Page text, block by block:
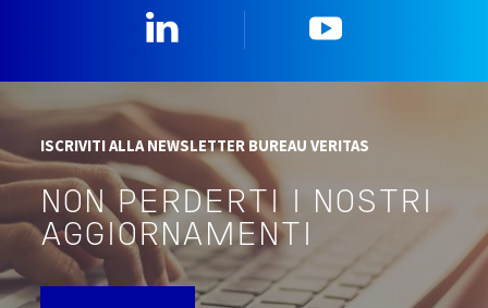
ISCRIVITI ALLA NEWSLETTER BUREAU VERITAS
NON PERDERTI I NOSTRI
AGGIORNAMENTI